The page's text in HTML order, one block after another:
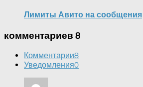
Лимиты Авито на сообщения
комментариев 8
Комментарии8
Уведомления0